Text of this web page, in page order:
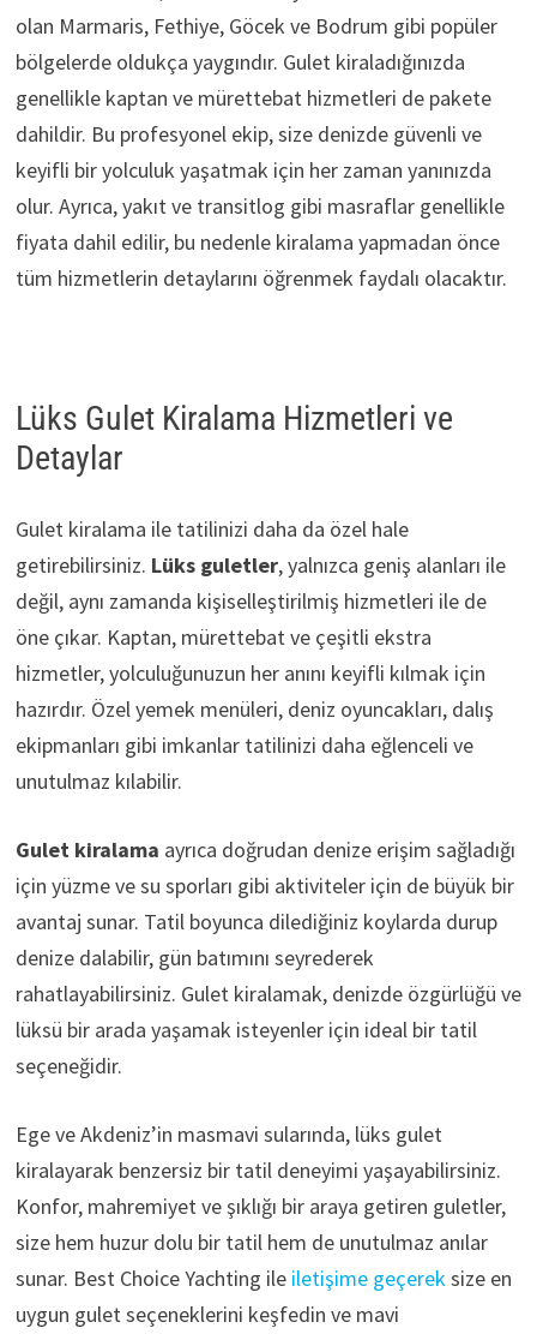
olan Marmaris, Fethiye, Göcek ve Bodrum gibi popüler
bölgelerde oldukça yaygındır. Gulet kiraladığınızda
genellikle kaptan ve mürettebat hizmetleri de pakete
dahildir. Bu profesyonel ekip, size denizde güvenli ve
keyifli bir yolculuk yaşatmak için her zaman yanınızda
olur. Ayrıca, yakıt ve transitlog gibi masraflar genellikle
fiyata dahil edilir, bu nedenle kiralama yapmadan önce
tüm hizmetlerin detaylarını öğrenmek faydalı olacaktır.
Lüks Gulet Kiralama Hizmetleri ve
Detaylar
Gulet kiralama ile tatilinizi daha da özel hale
getirebilirsiniz. Lüks guletler, yalnızca geniş alanları ile
değil, aynı zamanda kişiselleştirilmiş hizmetleri ile de
öne çıkar. Kaptan, mürettebat ve çeşitli ekstra
hizmetler, yolculuğunuzun her anını keyifli kılmak için
hazırdır. Özel yemek menüleri, deniz oyuncakları, dalış
ekipmanları gibi imkanlar tatilinizi daha eğlenceli ve
unutulmaz kılabilir.
Gulet kiralama ayrıca doğrudan denize erişim sağladığı
için yüzme ve su sporları gibi aktiviteler için de büyük bir
avantaj sunar. Tatil boyunca dilediğiniz koylarda durup
denize dalabilir, gün batımını seyrederek
rahatlayabilirsiniz. Gulet kiralamak, denizde özgürlüğü ve
lüksü bir arada yaşamak isteyenler için ideal bir tatil
seçeneğidir.
Ege ve Akdeniz’in masmavi sularında, lüks gulet
kiralayarak benzersiz bir tatil deneyimi yaşayabilirsiniz.
Konfor, mahremiyet ve şıklığı bir araya getiren guletler,
size hem huzur dolu bir tatil hem de unutulmaz anılar
sunar. Best Choice Yachting ile iletişime geçereksize en
uygun gulet seçeneklerini keşfedin ve mavi